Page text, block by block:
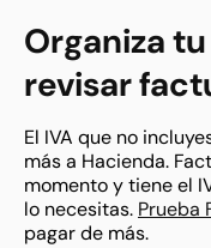
Organiza
revisar
El IVA que no
más a Hacienda.
momento y tiene el
lo necesitas. Prueba
pagar de más.